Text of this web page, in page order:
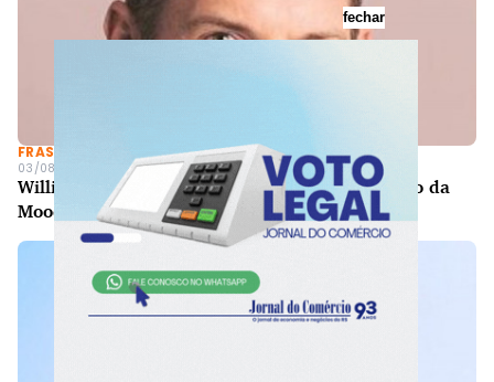
FRASES
03/08/2026 - 00h25min
William Foster, vice-presidente de risco soberano da
Moody's Ratings
fechar